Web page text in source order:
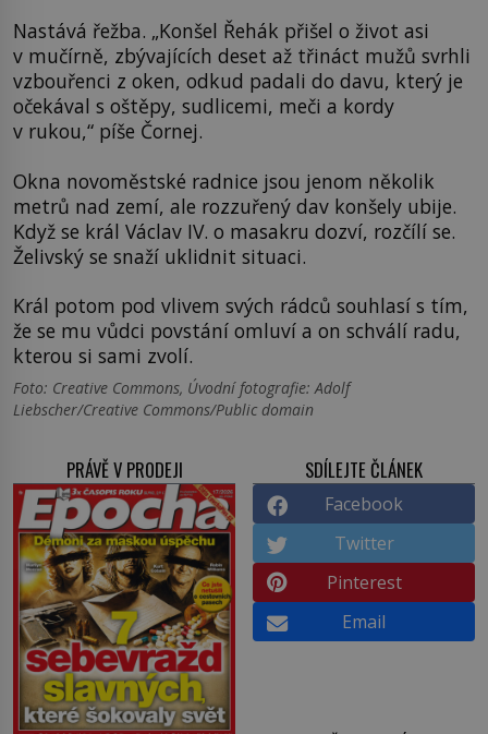
Nastává řežba. „Konšel Řehák přišel o život asi
v mučírně, zbývajících deset až třináct mužů svrhli
vzbouřenci z oken, odkud padali do davu, který je
očekával s oštěpy, sudlicemi, meči a kordy
v rukou,“ píše Čornej.
Okna novoměstské radnice jsou jenom několik
metrů nad zemí, ale rozzuřený dav konšely ubije.
Když se král Václav IV. o masakru dozví, rozčílí se.
Želivský se snaží uklidnit situaci.
Král potom pod vlivem svých rádců souhlasí s tím,
že se mu vůdci povstání omluví a on schválí radu,
kterou si sami zvolí.
Foto: Creative Commons, Úvodní fotografie: Adolf
Liebscher/Creative Commons/Public domain
PRÁVĚ V PRODEJI SDÍLEJTE ČLÁNEK
Facebook
Twitter
Pinterest
Email